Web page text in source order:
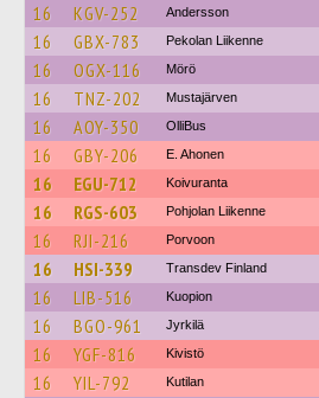
16 KGV-252 Andersson
16 GBX-783 Pekolan Liikenne
16 OGX-116 Mörö
16 TNZ-202 Mustajärven
16 AOY-350 OlliBus
16 GBY-206 E. Ahonen
16 EGU-712 Koivuranta
16 RGS-603 Pohjolan Liikenne
16 RJI-216 Porvoon
16 HSI-339 Transdev Finland
16 LIB-516 Kuopion
16 BGO-961 Jyrkilä
16 YGF-816 Kivistö
16 YIL-792 Kutilan